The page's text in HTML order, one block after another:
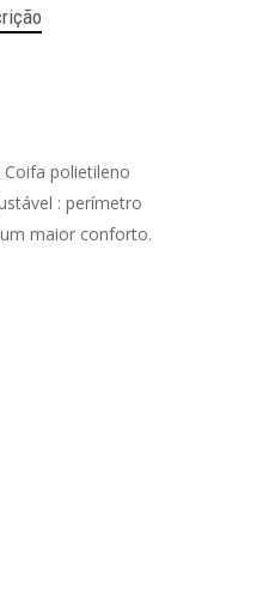
polietileno
: perímetro
maior conforto.